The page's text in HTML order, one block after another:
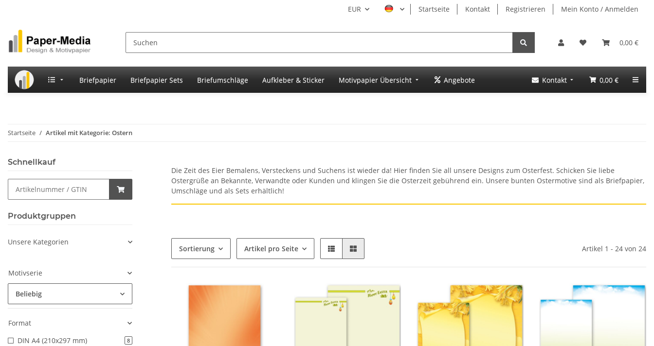
EUR Startseite Kontakt Registrieren Mein Konto / Anmelden
0,00 €
Briefpapier Briefpapier Sets Briefumschläge Aufkleber & Sticker Motivpapier Übersicht Angebote Kontakt 0,00 €
Startseite Artikel mit Kategorie: Ostern
Die Zeit des Eier Bemalens, Versteckens und Suchens ist wieder da! Hier finden Sie all unsere Designs zum Osterfest. Schicken Sie liebe
Ostergrüße an Bekannte, Verwandte oder Kunden und klingen Sie die Osterzeit gebührend ein. Unsere bunten Ostermotive sind als Briefpapier,
Umschläge und als Sets erhältlich!
Sortierung Artikel pro Seite Artikel 1 - 24 von 24
Schnellkauf
Produktgruppen
Unsere Kategorien
Motivserie
Beliebig
Format
DIN A4 (210x297 mm)
8